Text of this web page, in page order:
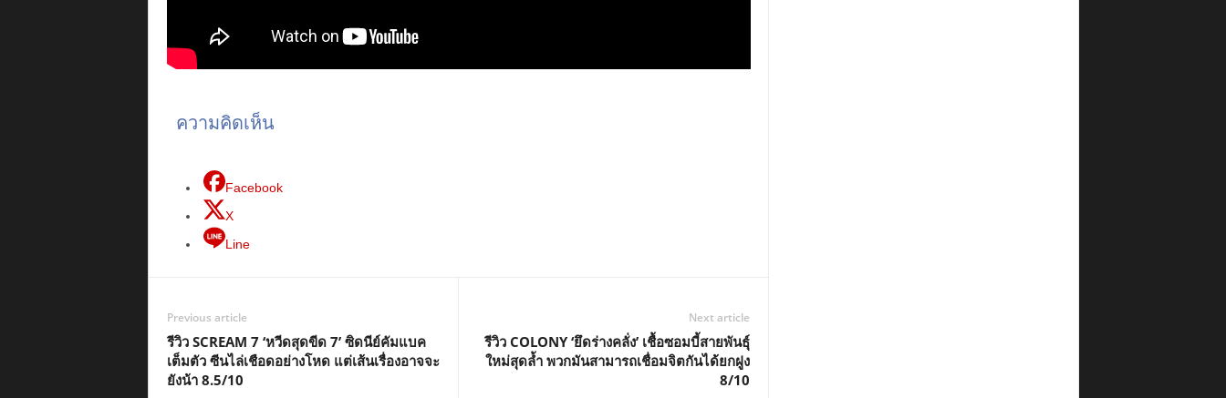
ความคิดเห็น
Facebook
X
Line
Previous article
รีวิว SCREAM 7 ‘หวีดสุดขีด 7’ ซิดนีย์คัมแบค
เต็มตัว ซีนไล่เชือดอย่างโหด แต่เส้นเรื่องอาจจะ
ยังน้า 8.5/10
Next article
รีวิว COLONY ‘ยึดร่างคลั่ง’ เชื้อซอมบี้สายพันธุ์
ใหม่สุดล้ำ พวกมันสามารถเชื่อมจิตกันได้ยกฝูง
8/10